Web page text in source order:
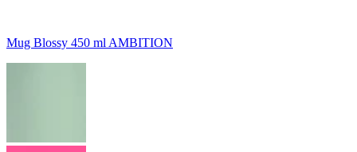
Mug Blossy 450 ml AMBITION